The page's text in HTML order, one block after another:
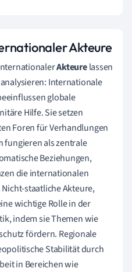
Akteure
Akteurelassen
Internationale
globale
Hilfe. Sie setzen
Foren für Verhandlungen
fungieren als zentrale
Beziehungen,
die internationalen
staatliche Akteure,
wichtige Rolle in der
indem sie Themen wie
fördern. Regionale
Stabilität durch
in Bereichen wie